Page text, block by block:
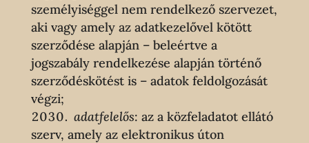
személyiséggel nem rendelkező szervezet,
aki vagy amely az adatkezelővel kötött
szerződése alapján – beleértve a
jogszabály rendelkezése alapján történő
szerződéskötést is – adatok feldolgozását
végzi;
adatfelelős: az a közfeladatot ellátó
szerv, amely az elektronikus úton